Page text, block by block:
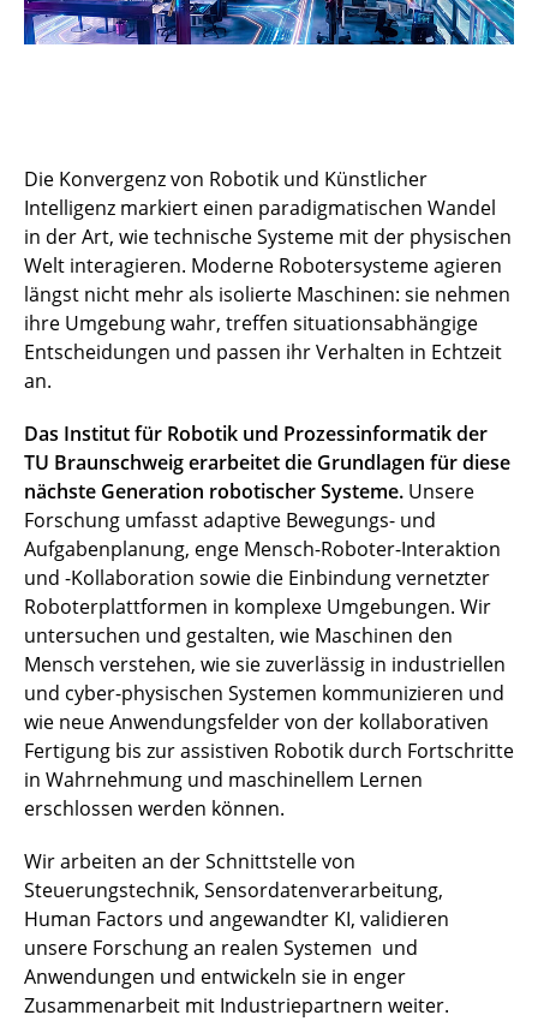
Die Konvergenz von Robotik und Künstlicher
Intelligenz markiert einen paradigmatischen Wandel
in der Art, wie technische Systeme mit der physischen
Welt interagieren. Moderne Robotersysteme agieren
längst nicht mehr als isolierte Maschinen: sie nehmen
ihre Umgebung wahr, treffen situationsabhängige
Entscheidungen und passen ihr Verhalten in Echtzeit
an.
Das Institut für Robotik und Prozessinformatik der
TU Braunschweig erarbeitet die Grundlagen für diese
nächste Generation robotischer Systeme. Unsere
Forschung umfasst adaptive Bewegungs- und
Aufgabenplanung, enge Mensch-Roboter-Interaktion
und -Kollaboration sowie die Einbindung vernetzter
Roboterplattformen in komplexe Umgebungen. Wir
untersuchen und gestalten, wie Maschinen den
Mensch verstehen, wie sie zuverlässig in industriellen
und cyber-physischen Systemen kommunizieren und
wie neue Anwendungsfelder von der kollaborativen
Fertigung bis zur assistiven Robotik durch Fortschritte
in Wahrnehmung und maschinellem Lernen
erschlossen werden können.
Wir arbeiten an der Schnittstelle von
Steuerungstechnik, Sensordatenverarbeitung,
Human Factors und angewandter KI, validieren
unsere Forschung an realen Systemen und
Anwendungen und entwickeln sie in enger
Zusammenarbeit mit Industriepartnern weiter.